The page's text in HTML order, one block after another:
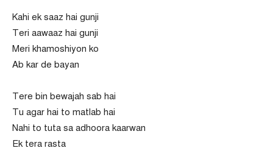
Kahi ek saaz hai gunji
Teri aawaaz hai gunji
Meri khamoshiyon ko
Ab kar de bayan
Tere bin bewajah sab hai
Tu agar hai to matlab hai
Nahi to tuta sa adhoora kaarwan
Ek tera rasta